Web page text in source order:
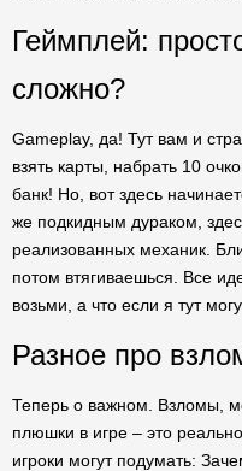
Геймплей:
сложно?
Gameplay, да! Тут вам и
взять карты, набрать 10
банк! Но, вот здесь
же подкидным дураком,
реализованных механик.
потом втягиваешься. Все
возьми, а что если я тут
Разное про
Теперь о важном. Взломы,
плюшки в игре – это
игроки могут подумать: